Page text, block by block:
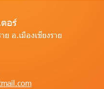
อร์
อ.เมืองเชียงราย